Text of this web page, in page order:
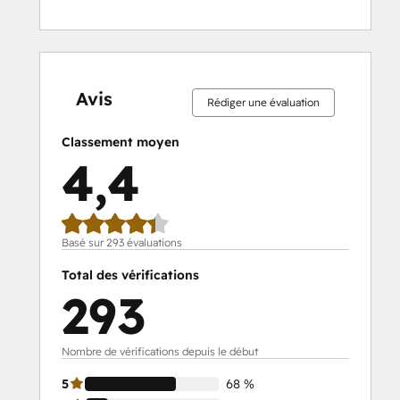
Avis Rédiger une évaluation
Classement moyen
4,4
Basé sur 293 évaluations
Total des vérifications
293
Nombre de vérifications depuis le début
5
68 %